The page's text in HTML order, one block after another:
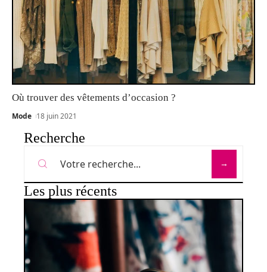
Où trouver des vêtements d’occasion ?
Mode 18 juin 2021
Recherche
Les plus récents